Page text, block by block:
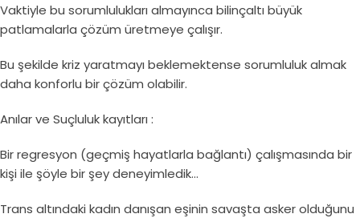
Vaktiyle bu sorumlulukları almayınca bilinçaltı büyük
patlamalarla çözüm üretmeye çalışır.
Bu şekilde kriz yaratmayı beklemektense sorumluluk almak
daha konforlu bir çözüm olabilir.
Anılar ve Suçluluk kayıtları :
Bir regresyon (geçmiş hayatlarla bağlantı) çalışmasında bir
kişi ile şöyle bir şey deneyimledik…
Trans altındaki kadın danışan eşinin savaşta asker olduğunu